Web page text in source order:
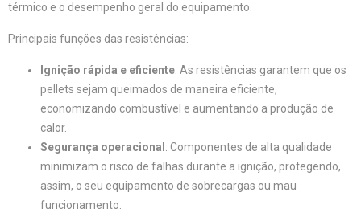
térmico e o desempenho geral do equipamento.
Principais funções das resistências:
Ignição rápida e eficiente: As resistências garantem que os
pellets sejam queimados de maneira eficiente,
economizando combustível e aumentando a produção de
calor.
Segurança operacional : Componentes de alta qualidade
minimizam o risco de falhas durante a ignição, protegendo,
assim, o seu equipamento de sobrecargas ou mau
funcionamento.